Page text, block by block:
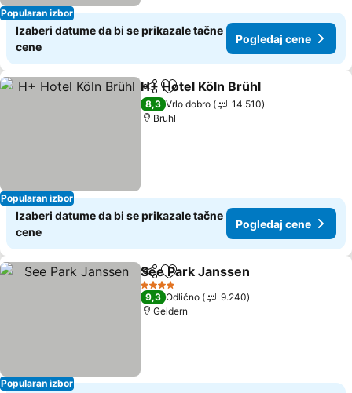
Popularan izbor
Izaberi datume da bi se prikazale tačne
cene
Pogledaj cene
Popularan izbor
Deli Dodati u favorite
H+ Hotel Köln Brühl
8,3 Vrlo dobro
14.510
Bruhl
Izaberi datume da bi se prikazale tačne
cene
Pogledaj cene
Popularan izbor
Deli Dodati u favorite
See Park Janssen
4 Zvezdice
9,3 Odlično
9.240
Geldern